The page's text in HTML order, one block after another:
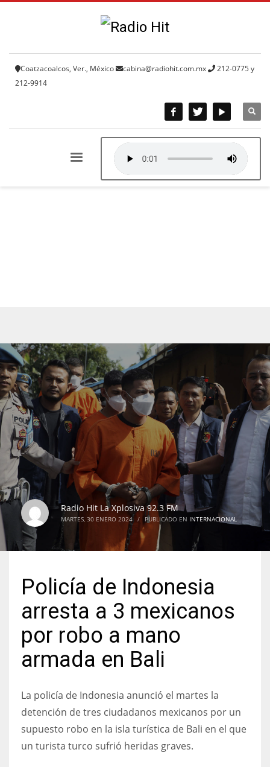
Coatzacoalcos, Ver., México cabina@radiohit.com.mx
212-0775 y
212-9914
Radio Hit La Xplosiva 92.3 FM
MARTES, 30 ENERO 2024 / PUBLICADO EN INTERNACIONAL
Policía de Indonesia
arresta a 3 mexicanos
por robo a mano
armada en Bali
La policía de Indonesia anunció el martes la
detención de tres ciudadanos mexicanos por un
supuesto robo en la isla turística de Bali en el que
un turista turco sufrió heridas graves.